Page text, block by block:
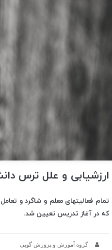
ارزشیابی و علل ترس
تمام فعالیتهای معلم و شاگرد و
که در آغاز تدریس تعیین شد.
گروه آموزش و پرورش گوپی